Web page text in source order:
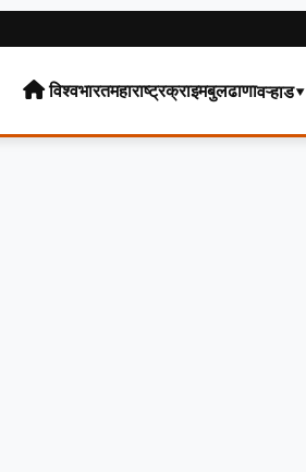
विश्वभारतमहाराष्ट्रक्राइमबुलढाणावऱ्हाड▾